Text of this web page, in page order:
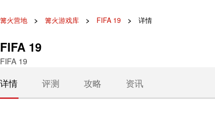
篝火营地 篝火游戏库 FIFA 19 详情
FIFA 19
FIFA 19
详情 评测 攻略 资讯